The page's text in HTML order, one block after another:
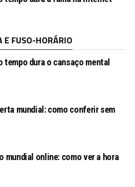
FUSO-HORÁRIO
tempo dura o cansaço mental
mundial: como conferir sem
mundial online: como ver a hora